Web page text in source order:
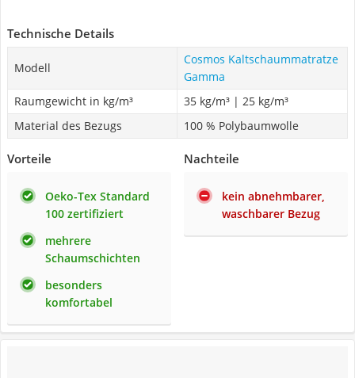
Technische Details
Modell
Cosmos Kaltschaummatratze
Gamma
Raumgewicht in kg/m³
35 kg/m³ | 25 kg/m³
Material des Bezugs
100 % Polybaumwolle
Vorteile
Oeko-Tex Standard
100 zertifiziert
mehrere
Schaumschichten
besonders
komfortabel
Nachteile
kein abnehmbarer,
waschbarer Bezug